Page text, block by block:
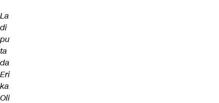
La
di
pu
ta
da
Eri
ka
Oli